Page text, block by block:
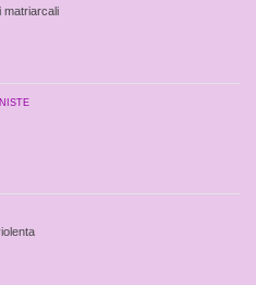
matriarcali